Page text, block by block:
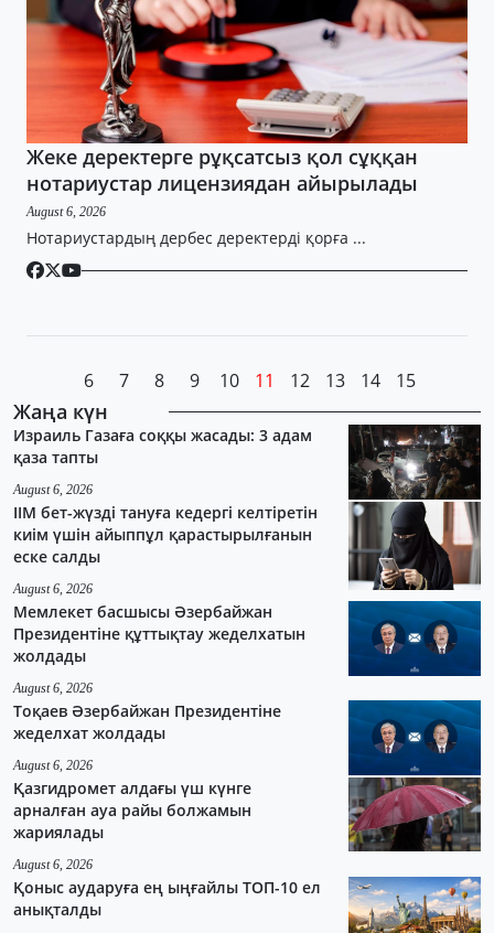
Жеке деректерге рұқсатсыз қол сұққан
нотариустар лицензиядан айырылады
August 6, 2026
Нотариустардың дербес деректерді қорға ...
6 7 8 9 10 11 12 13 14 15
Жаңа күн
Израиль Газаға соққы жасады: 3 адам
қаза тапты
August 6, 2026
ІІМ бет-жүзді тануға кедергі келтіретін
киім үшін айыппұл қарастырылғанын
еске салды
August 6, 2026
Мемлекет басшысы Әзербайжан
Президентіне құттықтау жеделхатын
жолдады
August 6, 2026
Тоқаев Әзербайжан Президентіне
жеделхат жолдады
August 6, 2026
Қазгидромет алдағы үш күнге
арналған ауа райы болжамын
жариялады
August 6, 2026
Қоныс аударуға ең ыңғайлы ТОП-10 ел
анықталды